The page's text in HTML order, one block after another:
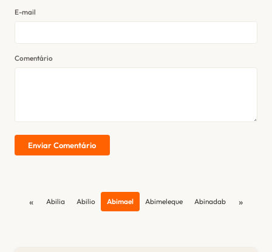
E-mail
Comentário
Enviar Comentário
« Abilia Abilio Abimael Abimeleque Abinadab »